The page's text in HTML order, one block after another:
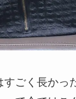
ごく長かっ